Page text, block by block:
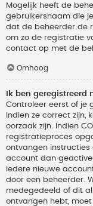
Mogelijk heeft de
gebruikersnaam die
dat de beheerder de
om zo de registratie
contact op met de
Omhoog
Ik ben geregistreerd
Controleer eerst of je
Indien ze correct zijn,
oorzaak zijn. Indien
registratieproces
ontvangen instructies
account dan
iedere nieuwe
door een beheerder.
medegedeeld of dit
ontvangen hebt,